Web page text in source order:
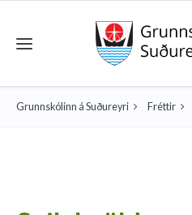
Toggle navigation
Grunnskólinn á Suðureyri Fréttir